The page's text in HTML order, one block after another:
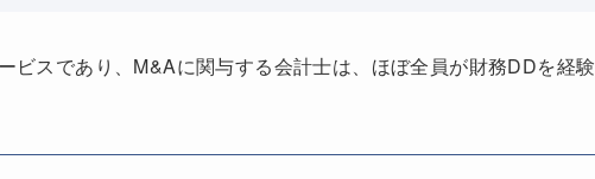
ビスであり、M&Aに関与する会計士は、ほぼ全員が財務DDを経験